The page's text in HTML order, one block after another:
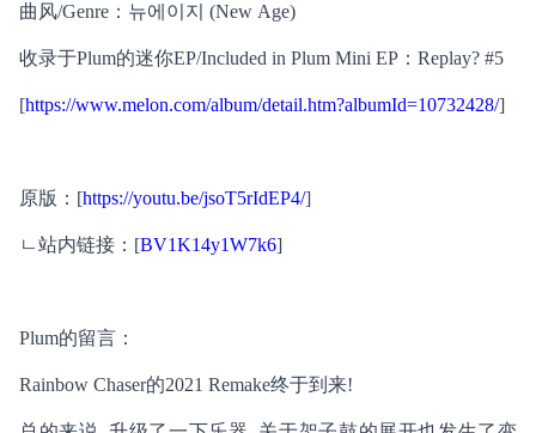
曲风/Genre：뉴에이지 (New Age)
收录于Plum的迷你EP/Included in Plum Mini EP：Replay? #5
[https://www.melon.com/album/detail.htm?albumId=10732428/]
原版：[https://youtu.be/jsoT5rIdEP4/]
ㄴ站内链接：[BV1K14y1W7k6]
Plum的留言：
Rainbow Chaser的2021 Remake终于到来!